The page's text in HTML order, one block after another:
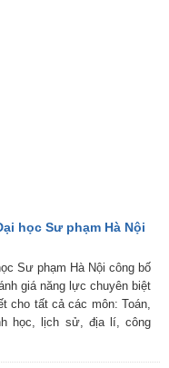
học Sư phạm Hà Nội
Sư phạm Hà Nội công bố
giá năng lực chuyên biệt
cho tất cả các môn: Toán,
học, lịch sử, địa lí, công